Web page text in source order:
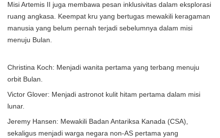
Misi Artemis II juga membawa pesan inklusivitas dalam eksplorasi
ruang angkasa. Keempat kru yang bertugas mewakili keragaman
manusia yang belum pernah terjadi sebelumnya dalam misi
menuju Bulan.
Christina Koch: Menjadi wanita pertama yang terbang menuju
orbit Bulan.
Victor Glover: Menjadi astronot kulit hitam pertama dalam misi
lunar.
Jeremy Hansen: Mewakili Badan Antariksa Kanada (CSA),
sekaligus menjadi warga negara non-AS pertama yang